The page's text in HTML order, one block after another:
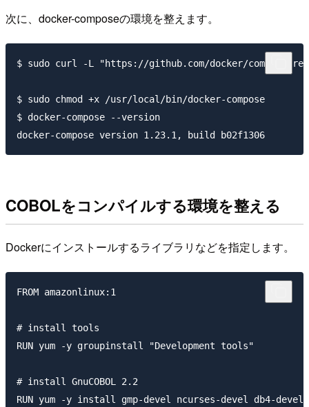
次に、docker-composeの環境を整えます。
$ sudo curl -L "https://github.com/docker/compose/
$ sudo chmod +x /usr/local/bin/docker-compose
$ docker-compose --version
COBOLをコンパイルする環境を整える
Dockerにインストールするライブラリなどを指定します。
FROM amazonlinux:1
# install tools
RUN yum -y groupinstall "Development tools"
# install GnuCOBOL 2.2
RUN yum -y install gmp-devel ncurses-devel db4-devel